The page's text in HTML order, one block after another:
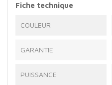
Fiche technique
COULEUR
GARANTIE
PUISSANCE